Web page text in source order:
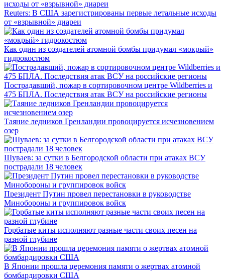
Reuters: В США зарегистрированы первые летальные исходы
от «взрывной» диареи
Как один из создателей атомной бомбы придумал «мокрый»
гидрокостюм
Пострадавший, пожар в сортировочном центре Wildberries и
475 БПЛА. Последствия атак ВСУ на российские регионы
Таяние ледников Гренландии провоцируется исчезновением
озер
Шуваев: за сутки в Белгородской области при атаках ВСУ
пострадали 18 человек
Президент Путин провел перестановки в руководстве
Минобороны и группировок войск
Горбатые киты исполняют разные части своих песен на
разной глубине
В Японии прошла церемония памяти о жертвах атомной
бомбардировки США